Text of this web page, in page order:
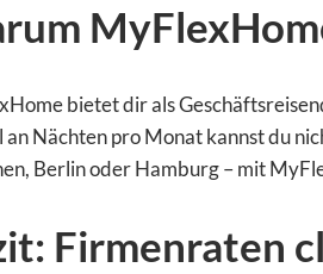
bietet dir als
an Nächten pro Monat kannst du
Berlin oder Hamburg – mit
Firmenraten